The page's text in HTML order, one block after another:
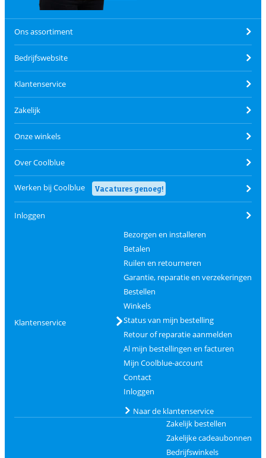
Ons assortiment
Bedrijfswebsite
Klantenservice
Zakelijk
Onze winkels
Over Coolblue
Werken bij Coolblue Vacatures genoeg!
Inloggen
Klantenservice
Bezorgen en installeren
Betalen
Ruilen en retourneren
Garantie, reparatie en verzekeringen
Bestellen
Winkels
Status van mijn bestelling
Retour of reparatie aanmelden
Al mijn bestellingen en facturen
Mijn Coolblue-account
Contact
Inloggen
Naar de klantenservice
Zakelijk bestellen
Zakelijke cadeaubonnen
Bedrijfswinkels